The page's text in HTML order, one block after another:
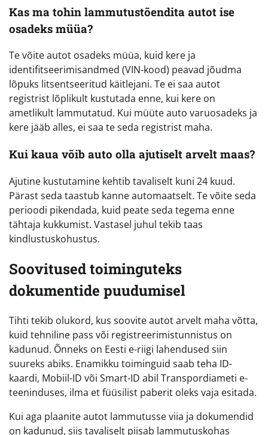
Kas ma tohin lammutustõendita autot ise
osadeks müüa?
Te võite autot osadeks müüa, kuid kere ja
identifitseerimisandmed (VIN-kood) peavad jõudma
lõpuks litsentseeritud käitlejani. Te ei saa autot
registrist lõplikult kustutada enne, kui kere on
ametlikult lammutatud. Kui müüte auto varuosadeks ja
kere jääb alles, ei saa te seda registrist maha.
Kui kaua võib auto olla ajutiselt arvelt maas?
Ajutine kustutamine kehtib tavaliselt kuni 24 kuud.
Pärast seda taastub kanne automaatselt. Te võite seda
perioodi pikendada, kuid peate seda tegema enne
tähtaja kukkumist. Vastasel juhul tekib taas
kindlustuskohustus.
Soovitused toiminguteks
dokumentide puudumisel
Tihti tekib olukord, kus soovite autot arvelt maha võtta,
kuid tehniline pass või registreerimistunnistus on
kadunud. Õnneks on Eesti e-riigi lahendused siin
suureks abiks. Enamikku toiminguid saab teha ID-
kaardi, Mobiil-ID või Smart-ID abil Transpordiameti e-
teeninduses, ilma et füüsilist paberit oleks vaja esitada.
Kui aga plaanite autot lammutusse viia ja dokumendid
on kadunud, siis tavaliselt piisab lammutuskohas